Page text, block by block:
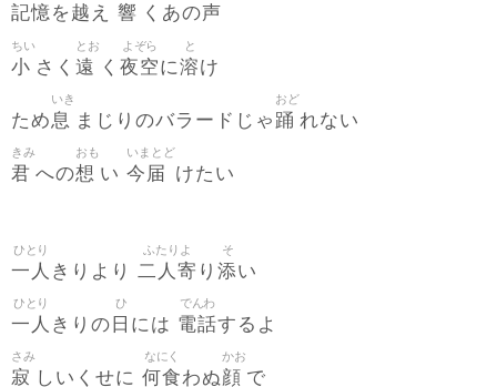
記憶を越 え 響 くあの声
小
ちい
さく 遠
とお
く 夜空
よぞら
に溶
と
け
ため息
いき
まじりのバラードじゃ 踊
おど
れない
君
きみ
への想
おも
い 今届
いまとど
けたい
一人
ひとり
きりより 二人寄
ふたりよ
り 添
そ
い
一人
ひとり
きりの 日
ひ
には 電話
でんわ
するよ
寂
さみ
しいくせに 何食
なにく
わぬ顔
かお
で